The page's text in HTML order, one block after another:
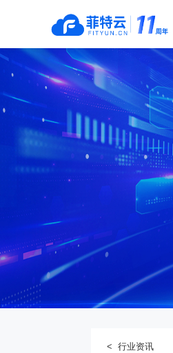
瑜伽管理系
普拉提管理系
功能介绍
在线订购
< 行业资讯